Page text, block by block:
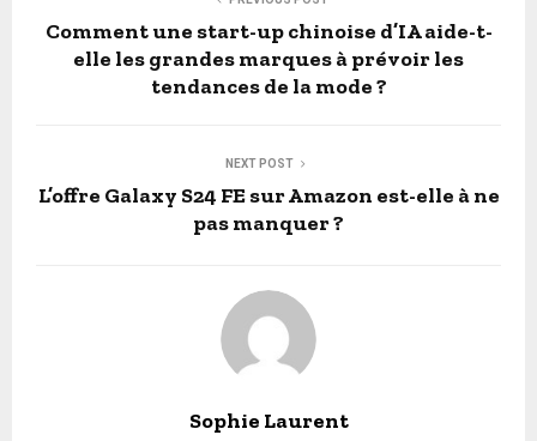
Comment une start-up chinoise d’IA aide-t-
elle les grandes marques à prévoir les
tendances de la mode ?
NEXT POST
L’offre Galaxy S24 FE sur Amazon est-elle à ne
pas manquer ?
Sophie Laurent